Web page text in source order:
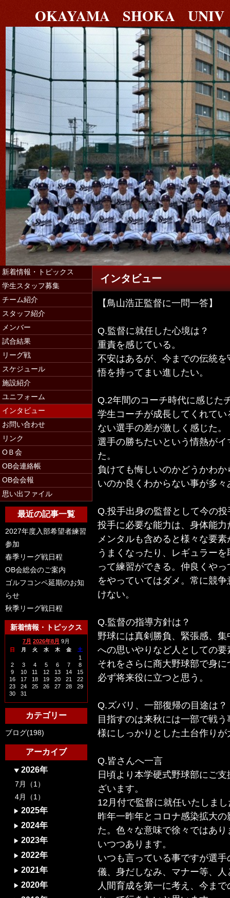
OKAYAMA SHOKA
学生スタッフ募集（マネージャー・コ
インタビュー
【鳥山浩正監督に一問一答】
Q.監督に就任した心境は？
重責を感じている。
不安はあるが、今までの伝統
悟を持ってまい進したい。
Q.2年間のコーチ時代に感じた
学生コーチが成長してくれて
ない選手の差が激しく感じた。
選手の勝ちたいという情熱が
た。
負けても悔しいのかどうかわ
いのか良くわからない事が多々
Q.投手出身の監督として今の
投手に必要な能力は、身体能
メンタルも含めると様々な要素
うまくなったり、レギュラー
って練習ができる。仲良くや
をやっていてはダメ。常に競
けない。
Q.監督の指導方針は？
野球には真剣勝負、緊張感、
への思いやりなど人としての
それをさらに商大野球部で身
必ず将来役に立つと思う。
Q.ズバリ、一部復帰の目途は？
目指すのは来秋には一部で戦
様にしっかりとした土台作り
Q.皆さんへ一言
日頃より本学硬式野球部にご
ざいます。
12月付で監督に就任いたしま
昨年一昨年とコロナ感染拡大
た。色々な意味で徐々ではあ
いつつあります。
いつも言っている事ですが選
儀、身だしなみ、マナー等、
人間育成を第一に考え、今ま
新着情報・トピックス
学生スタッフ募集
チーム紹介
スタッフ紹介
メンバー
試合結果
リーグ戦
スケジュール
施設紹介
ユニフォーム
インタビュー
お問い合わせ
リンク
ОＢ会
OB会連絡帳
OB会会報
思い出ファイル
最近の記事一覧
2027年度入部希望者練習
参加
春季リーグ戦日程
OB会総会のご案内
ゴルフコンペ延期のお知
らせ
秋季リーグ戦日程
新着情報・トピックス
7月 2026年8月 9月
日 月 火 水 木 金 土
1
2
3 4 5 6 7
8
9
10 11 12 13 14
15
16
17 18 19 20 21
22
23
24 25 26 27 28
29
30
31
カテゴリー
ブログ(198)
アーカイブ
2026年
7月（1）
4月（1）
2025年
2024年
2023年
2022年
2021年
2020年